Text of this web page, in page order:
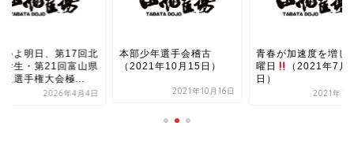
いよ明日、第17回北
学生・第21回富山県
道選手権大会極...
2026年4月4日
本部少年選手会稽古
（2021年10月15日）
2021年10月16日
青春が加速度を増し
曜日
（2021年7月
日）
2021年7